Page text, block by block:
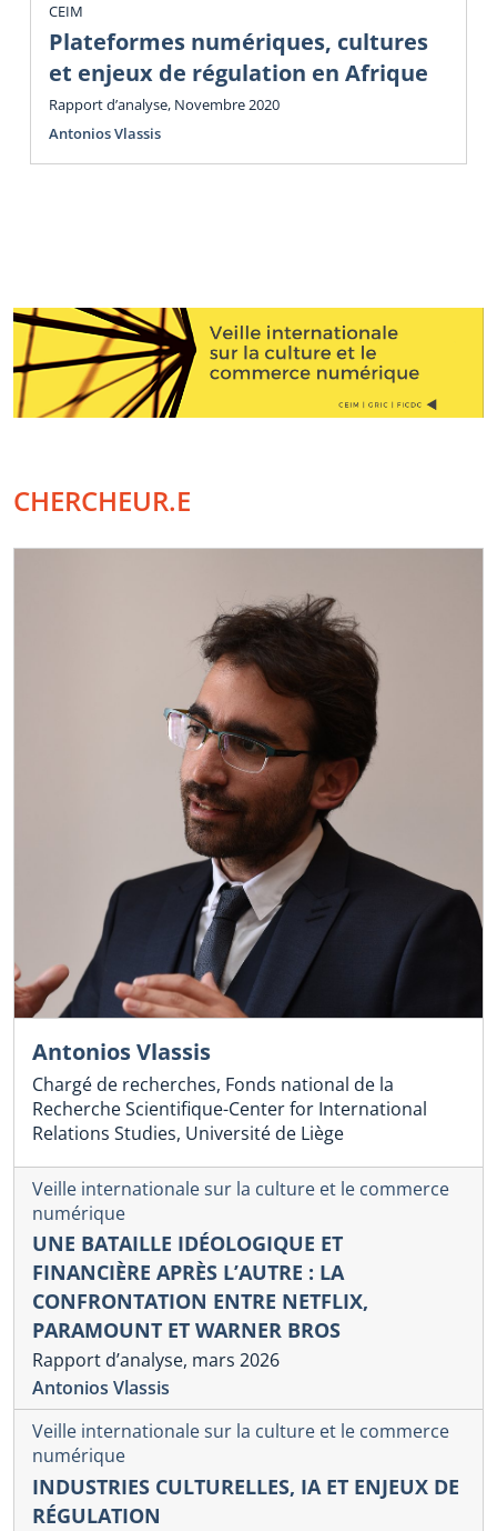
CEIM
Plateformes numériques, cultures
et enjeux de régulation en Afrique
Rapport d’analyse, Novembre 2020
Antonios Vlassis
CHERCHEUR.E
Antonios Vlassis
Chargé de recherches, Fonds national de la
Recherche Scientifique-Center for International
Relations Studies, Université de Liège
Veille internationale sur la culture et le commerce
numérique
UNE BATAILLE IDÉOLOGIQUE ET
FINANCIÈRE APRÈS L’AUTRE : LA
CONFRONTATION ENTRE NETFLIX,
PARAMOUNT ET WARNER BROS
Rapport d’analyse, mars 2026
Antonios Vlassis
Veille internationale sur la culture et le commerce
numérique
INDUSTRIES CULTURELLES, IA ET ENJEUX DE
RÉGULATION